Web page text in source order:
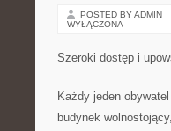
POSTED BY ADMIN
WYŁĄCZONA
Szeroki dostęp i
Każdy jeden
budynek